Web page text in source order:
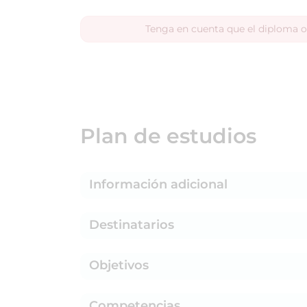
Tenga en cuenta que el diploma
Plan de estudios
Información adicional
Destinatarios
Objetivos